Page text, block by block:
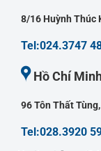
8/16 Huỳnh Thúc
Tel:024.3747
Hồ Chí
96 Tôn Thất
Tel:028.3920